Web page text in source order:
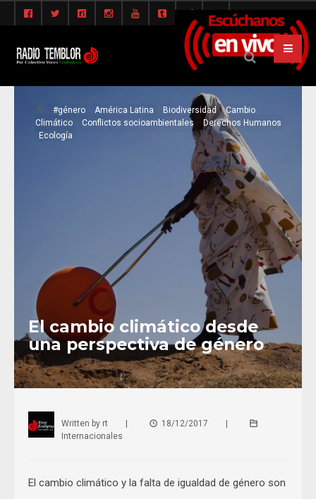
#género América Latina Biodiversidad
Cambio
Climático
Conflictos socioambientales
Derechos Humanos
Ecología
El cambio climático desde
una perspectiva de género
Written by rt 18/12/2017
Internacionales
El cambio climático y la falta de igualdad de género son